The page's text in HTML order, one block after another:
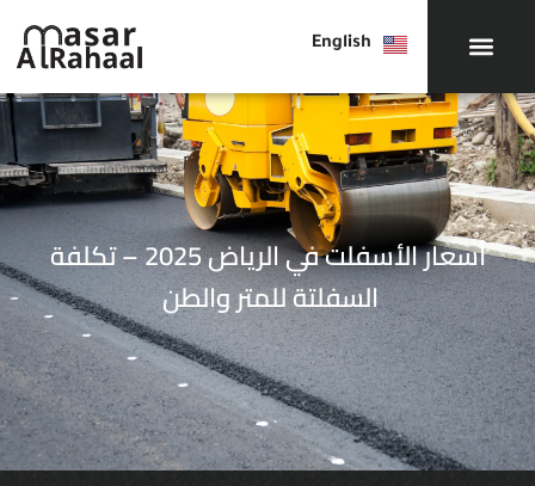
English
أسعار الأسفلت في الرياض 2025 – تكلفة
السفلتة للمتر والطن